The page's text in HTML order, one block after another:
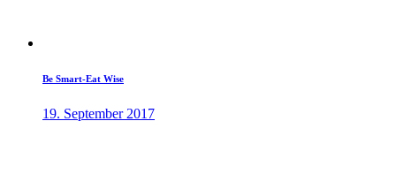
Be Smart-Eat Wise
19. September 2017